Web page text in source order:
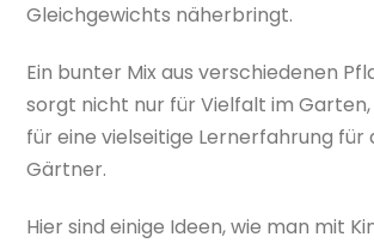
Gleichgewichts näherbringt.
Ein bunter Mix aus verschiedenen
sorgt nicht nur für Vielfalt im
für eine vielseitige Lernerfahrung für
Gärtner.
Hier sind einige Ideen, wie man mit